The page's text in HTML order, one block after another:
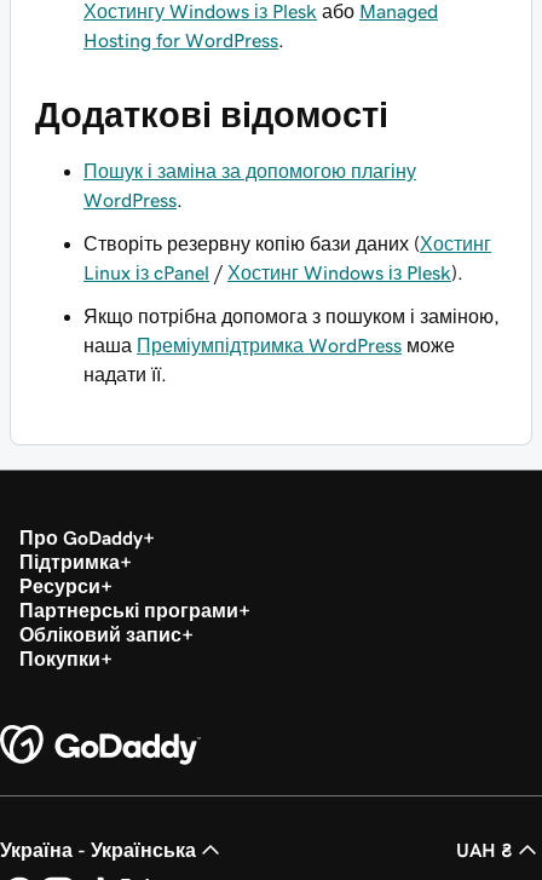
Хостингу Windows із Plesk або Managed
Hosting for WordPress
Додаткові відомості
Пошук і заміна за допомогою плагіну
WordPress
Створіть резервну копію бази даних (Хостинг
Linux із cPanel / Хостинг Windows із Plesk).
Якщо потрібна допомога з пошуком і заміною,
наша Преміумпідтримка WordPress може
надати її.
Про GoDaddy
Підтримка
Ресурси
Партнерські програми
Обліковий запис
Покупки
Україна - Українська UAH ₴